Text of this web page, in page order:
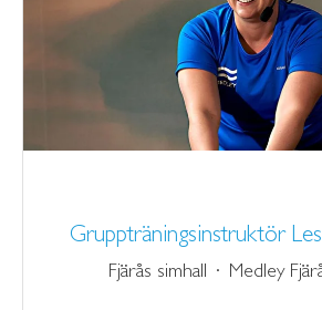
Gruppträningsinstruktör
Fjärås simhall · Medley